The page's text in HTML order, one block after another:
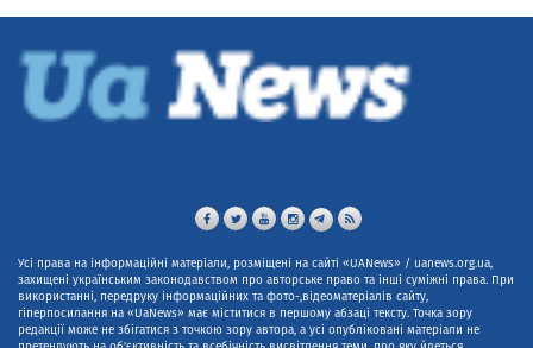
Усі права на інформаційні матеріали, розміщені на сайті «UANews» / uanews.org.ua,
захищені українським законодавством про авторське право та інші суміжні права. При
використанні, передруку інформаційних та фото-,відеоматеріалів сайту,
гіперпосилання на «UaNews» має міститися в першому абзаці тексту. Точка зору
редакції може не збігатися з точкою зору автора, а усі опубліковані матеріали не